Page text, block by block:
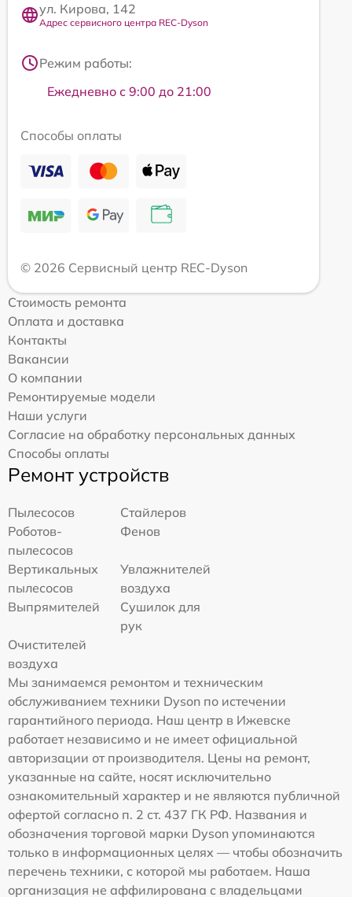
ул. Кирова, 142
Адрес сервисного центра REC-Dyson
Режим работы:
Ежедневно с 9:00 до 21:00
Способы оплаты
© 2026 Сервисный центр REC-Dyson
Стоимость ремонта
Оплата и доставка
Контакты
Вакансии
О компании
Ремонтируемые модели
Наши услуги
Согласие на обработку персональных данных
Способы оплаты
Ремонт устройств
Пылесосов
Стайлеров
Роботов-
пылесосов
Фенов
Вертикальных
пылесосов
Увлажнителей
воздуха
Выпрямителей
Сушилок для
рук
Очистителей
воздуха
Мы занимаемся ремонтом и техническим
обслуживанием техники Dyson по истечении
гарантийного периода. Наш центр в Ижевске
работает независимо и не имеет официальной
авторизации от производителя. Цены на ремонт,
указанные на сайте, носят исключительно
ознакомительный характер и не являются публичной
офертой согласно п. 2 ст. 437 ГК РФ. Названия и
обозначения торговой марки Dyson упоминаются
только в информационных целях — чтобы обозначить
перечень техники, с которой мы работаем. Наша
организация не аффилирована с владельцами